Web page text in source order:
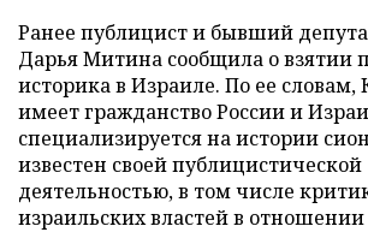
Ранее публицист и бывший
Дарья Митина сообщила о взятии
историка в Израиле. По ее
имеет гражданство России и
специализируется на истории
известен своей публицистической
деятельностью, в том числе
израильских властей в